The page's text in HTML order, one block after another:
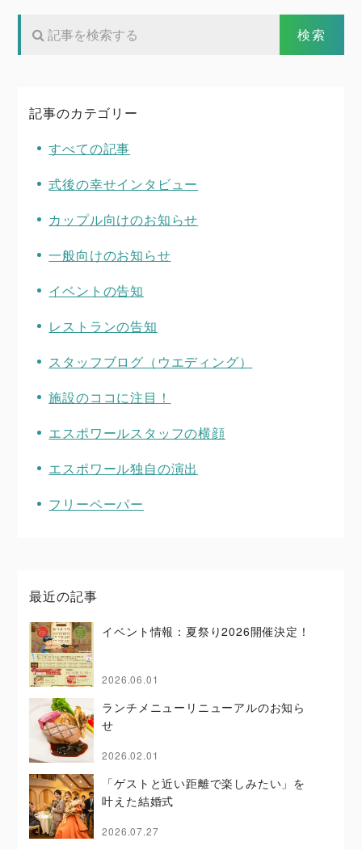
記事のカテゴリー
すべての記事
式後の幸せインタビュー
カップル向けのお知らせ
一般向けのお知らせ
イベントの告知
レストランの告知
スタッフブログ（ウエディング）
施設のココに注目！
エスポワールスタッフの横顔
エスポワール独自の演出
フリーペーパー
最近の記事
イベント情報：夏祭り2026開催決定！
2026.06.01
ランチメニューリニューアルのお知ら
せ
2026.02.01
「ゲストと近い距離で楽しみたい」を
叶えた結婚式
2026.07.27